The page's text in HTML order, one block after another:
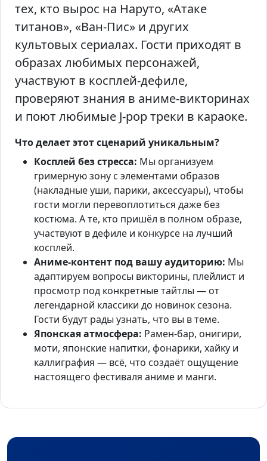
тех, кто вырос на Наруто, «Атаке
титанов», «Ван-Пис» и других
культовых сериалах. Гости приходят в
образах любимых персонажей,
участвуют в косплей-дефиле,
проверяют знания в аниме-викторинах
и поют любимые J-pop треки в караоке.
Что делает этот сценарий уникальным?
Косплей без стресса: Мы организуем
гримерную зону с элементами образов
(накладные уши, парики, аксессуары), чтобы
гости могли перевоплотиться даже без
костюма. А те, кто пришёл в полном образе,
участвуют в дефиле и конкурсе на лучший
косплей.
Аниме-контент под вашу аудиторию: Мы
адаптируем вопросы викторины, плейлист и
просмотр под конкретные тайтлы — от
легендарной классики до новинок сезона.
Гости будут рады узнать, что вы в теме.
Японская атмосфера: Рамен-бар, онигири,
моти, японские напитки, фонарики, хайку и
каллиграфия — всё, что создаёт ощущение
настоящего фестиваля аниме и манги.